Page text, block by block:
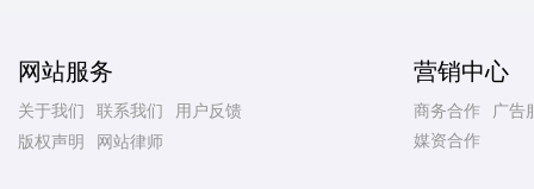
网站服务
关于我们 联系我们
用户反馈
版权声明
网站律师
营销中心
商务合作
广告
媒资合作